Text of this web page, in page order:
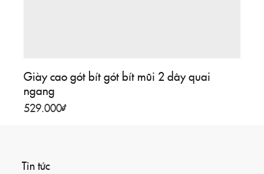
Giày cao gót bít gót bít mũi 2 dây quai
ngang
529.000₫
Tin tức